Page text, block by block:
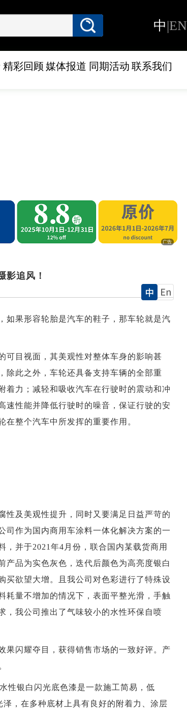
中|EN
精彩回顾 媒体报道 同期活动 联系我们
广告
影追风！
如果形容轮胎是汽车的鞋子，那车轮就是汽
可目视面，其美观性对整体车身的影响甚
除此之外，车轮还具备支持车辆的全部重
着力；减轻和吸收汽车在行驶时的震动和冲
速性能并降低行驶时的噪音，保证行驶的安
整个汽车中所发挥的重要作用。
性及美观性提升，同时又要满足日益严苛的
司作为国内商用车涂料一体化解决方案的一
并于2021年4月份，联合国内某载货商用
产品为实色灰色，迭代后颜色为高亮度银白
买欲望大增。且我公司对色彩进行了特殊设
耗量不增加的情况下，表面平整光滑，手触
，我公司推出了气味较小的水性环保自喷
果闪耀夺目，获得销售市场的一致好评。产
性银白闪光底色漆是一款施工简易，低
，在多种底材上具有良好的附着力、涂层